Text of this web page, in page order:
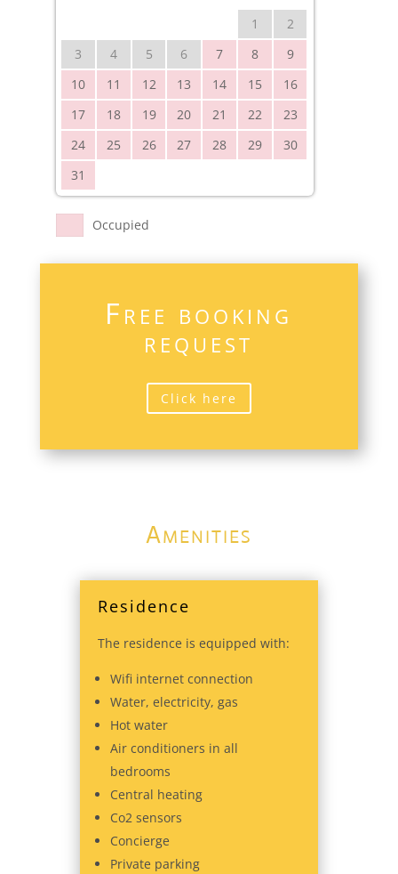
1
2
3
4 5 6 7 8
9
10
11 12 13 14 15
16
17
18 19 20 21 22
23
24
25 26 27 28 29
30
31
Occupied
Free booking
request
Click here
Amenities
Residence
The residence is equipped with:
Wifi internet connection
Water, electricity, gas
Hot water
Air conditioners in all
bedrooms
Central heating
Co2 sensors
Concierge
Private parking